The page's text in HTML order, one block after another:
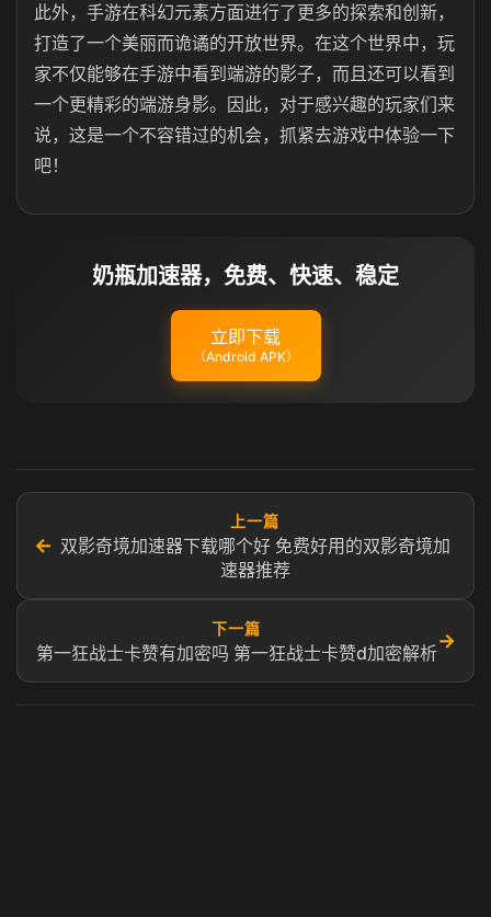
此外，手游在科幻元素方面进行了更多的探索和创新，
打造了一个美丽而诡谲的开放世界。在这个世界中，玩
家不仅能够在手游中看到端游的影子，而且还可以看到
一个更精彩的端游身影。因此，对于感兴趣的玩家们来
说，这是一个不容错过的机会，抓紧去游戏中体验一下
吧！‌
奶瓶加速器，免费、快速、稳定
立即下载
（Android APK）
←
上一篇
双影奇境加速器下载哪个好 免费好用的双影奇境加
速器推荐
下一篇
第一狂战士卡赞有加密吗 第一狂战士卡赞d加密解析
→